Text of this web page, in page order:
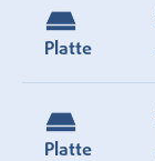
Platte
Platte